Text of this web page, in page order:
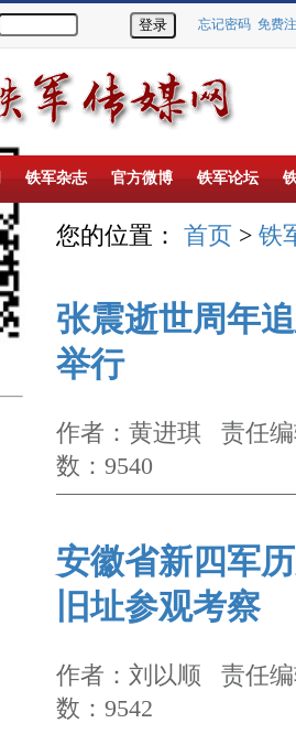
忘记密码 免费
铁军杂志 官方微博 铁军论坛
您的位置： 首页 > 铁
张震逝世周年
举行
作者：黄进琪 责任
数：9540
安徽省新四军
旧址参观考察
作者：刘以顺 责任
数：9542